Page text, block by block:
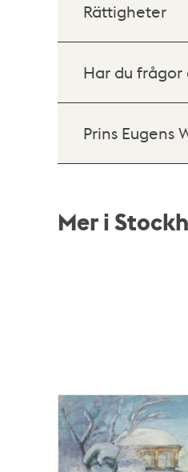
Rättigheter
Har du frågor
Prins Eugens
Mer i